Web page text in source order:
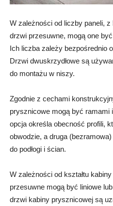
W zależności od liczby paneli,
drzwi przesuwne, mogą one
Ich liczba zależy bezpośrednio
Drzwi dwuskrzydłowe są
do montażu w niszy.
Zgodnie z cechami
prysznicowe mogą być ramami
opcja określa obecność profili,
obwodzie, a druga
do podłogi i ścian.
W zależności od kształtu
przesuwne mogą być liniowe lub
drzwi kabiny prysznicowej są